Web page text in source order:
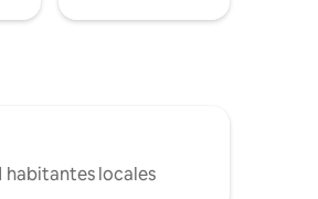
habitantes locales